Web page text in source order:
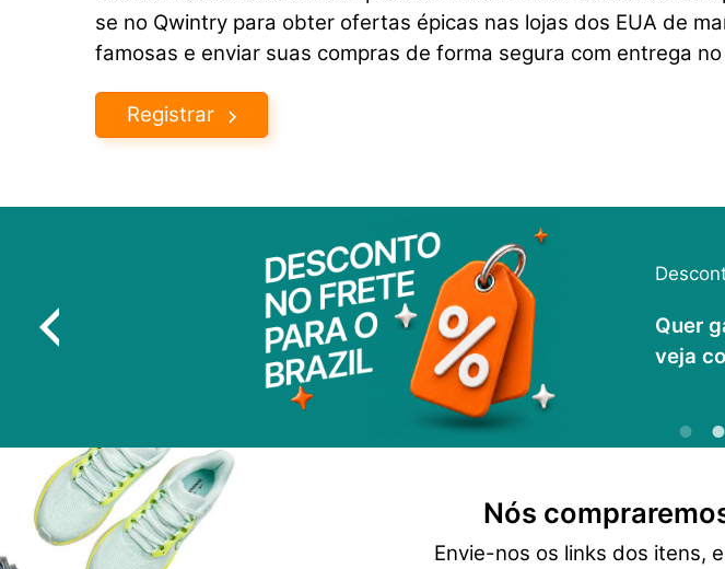
se no Qwintry para obter ofertas épicas nas lojas dos EUA de
famosas e enviar suas compras de forma segura com entrega
Registrar
Quer
veja
Nós
Envie-nos os links dos itens,